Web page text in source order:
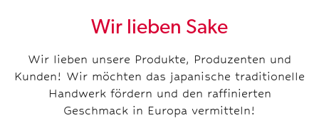
Wir lieben Sake
Wir lieben unsere Produkte, Produzenten und
Kunden! Wir möchten das japanische traditionelle
Handwerk fördern und den raffinierten
Geschmack in Europa vermitteln!